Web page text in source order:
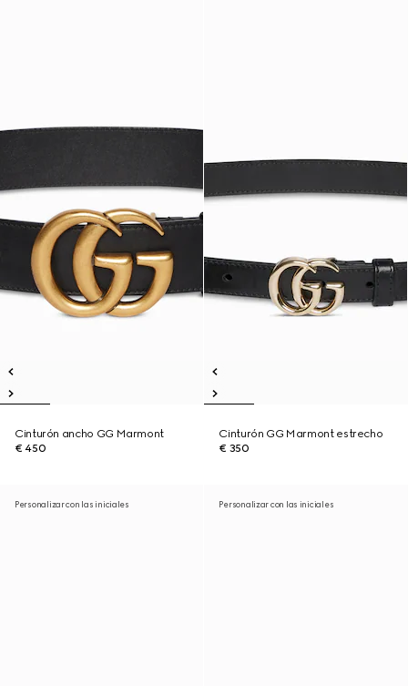
Cinturón ancho GG Marmont
€ 450
Cinturón GG Marmont estrecho
€ 350
Personalizar con las iniciales Personalizar con las iniciales